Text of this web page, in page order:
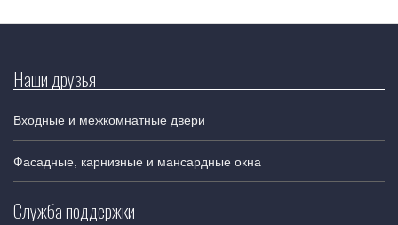
Наши друзья
Входные и межкомнатные двери
Фасадные, карнизные и мансардные окна
Служба поддержки